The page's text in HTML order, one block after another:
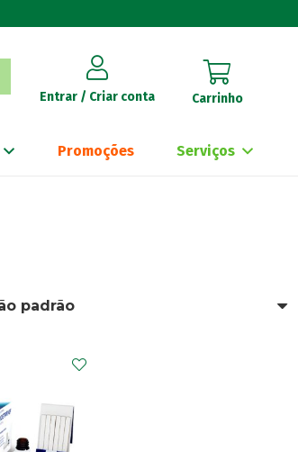
Entrar / Criar conta Carrinho
Promoções Serviços